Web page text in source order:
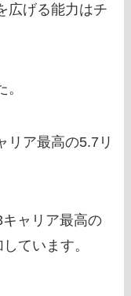
広げる能力はチ
リア最高の5.7リ
ャリア最高の
ています。